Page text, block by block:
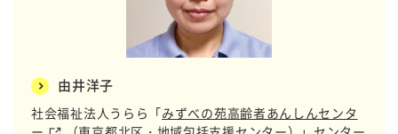
由井洋子
社会福祉法人うらら「みずべの苑高齢者あんしんセンタ